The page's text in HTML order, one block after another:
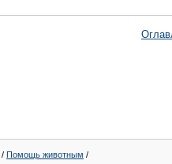
/ Помощь животным /